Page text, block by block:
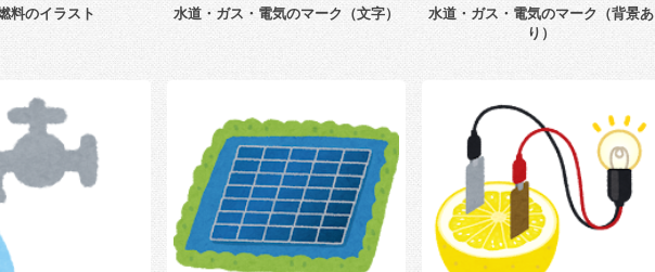
料のイラスト 水道・ガス・電気のマーク（文字）
水道・ガス・電気のマーク（背景あ
り）